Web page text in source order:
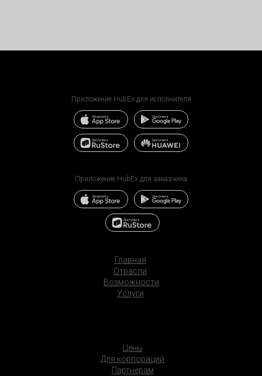
Цены
Для корпораций
Партнерам
Главная
Отрасли
Возможности
Услуги
Приложение HubEx для заказчика
Приложение HubEx для исполнителя